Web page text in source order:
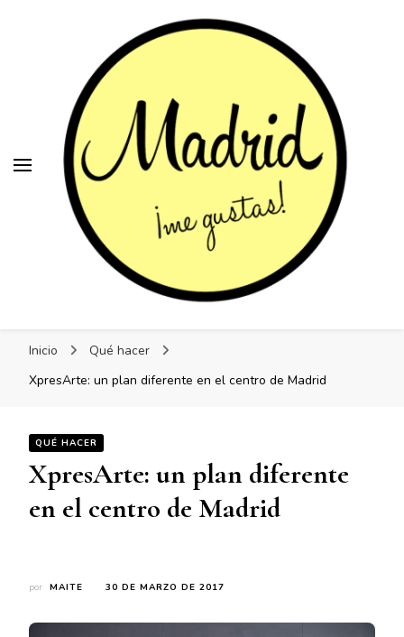
Madrid, me gustas
Inicio
Qué hacer
XpresArte: un plan diferente en el centro de Madrid
QUÉ HACER
XpresArte: un plan diferente
en el centro de Madrid
por MAITE 30 DE MARZO DE 2017